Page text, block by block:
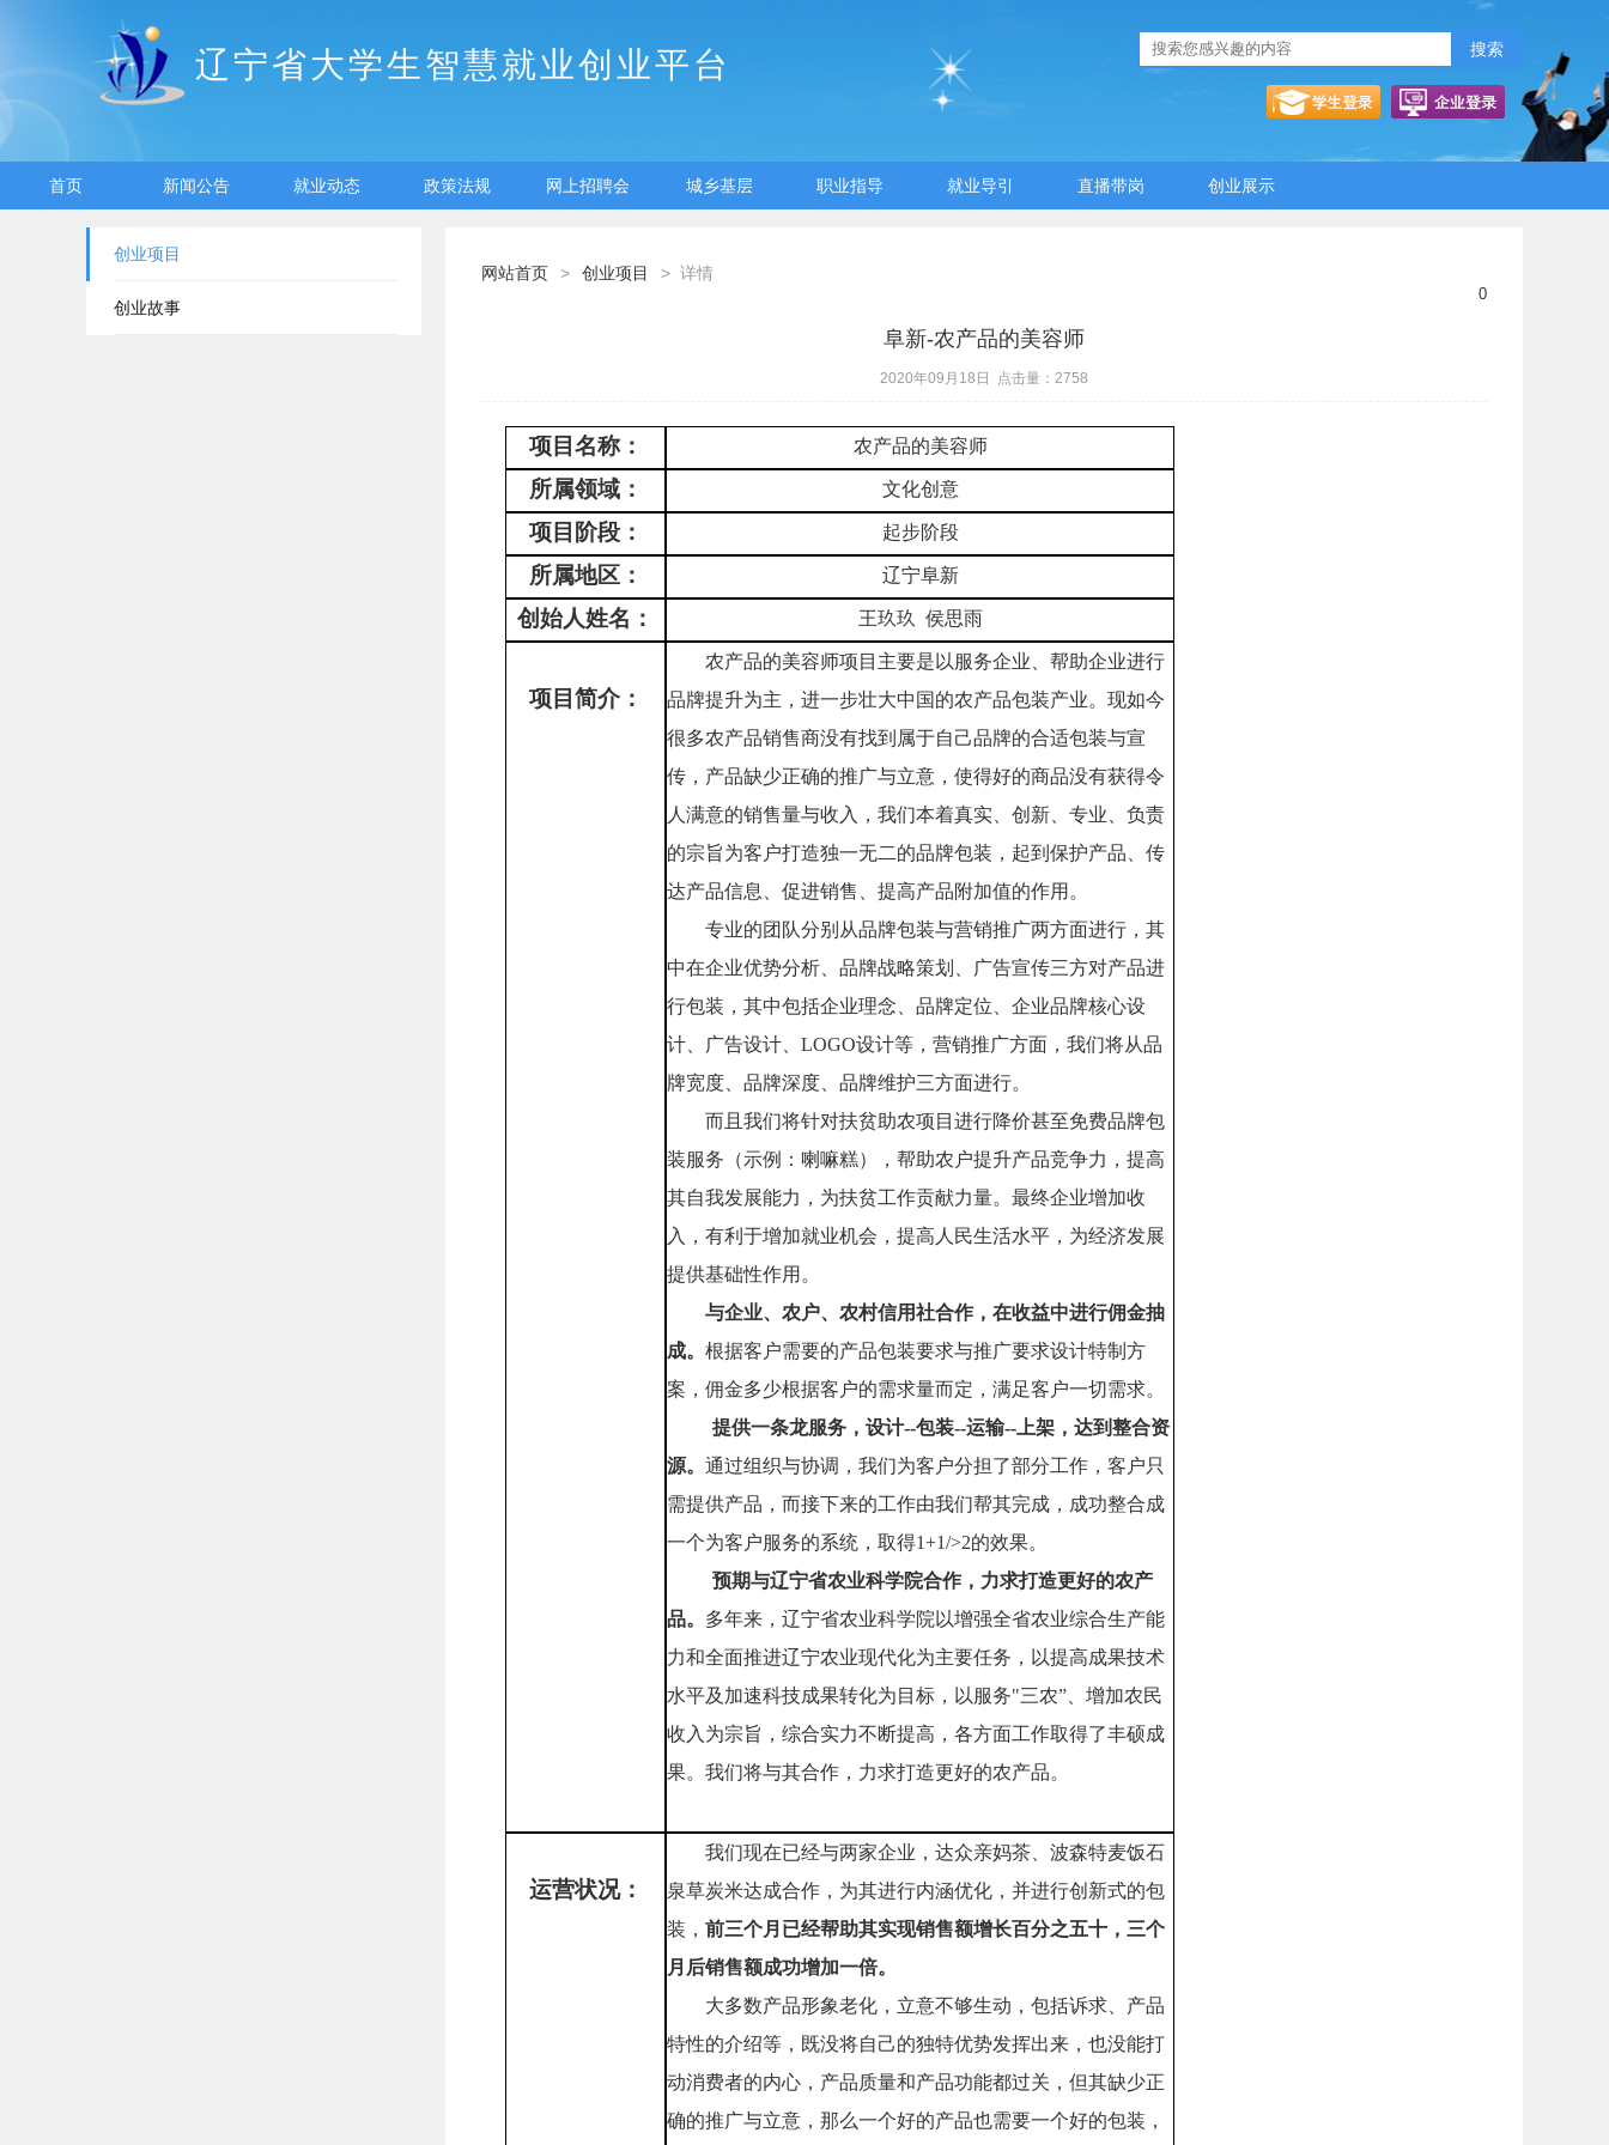
辽宁省大学生智慧就业创业平台 搜索
首页 新闻公告 就业动态 政策法规 网上招聘会 城乡基层 职业指导 就业导引 直播带岗 创业展示
创业项目
创业故事
网站首页 > 创业项目 > 详情
0
阜新-农产品的美容师
2020年09月18日 点击量：2758
项目名称： 农产品的美容师
所属领域： 文化创意
项目阶段： 起步阶段
所属地区： 辽宁阜新
创始人姓名： 王玖玖 侯思雨
项目简介：
农产品的美容师项目主要是以服务企业、帮助企业进行
品牌提升为主，进一步壮大中国的农产品包装产业。现如今
很多农产品销售商没有找到属于自己品牌的合适包装与宣
传，产品缺少正确的推广与立意，使得好的商品没有获得令
人满意的销售量与收入，我们本着真实、创新、专业、负责
的宗旨为客户打造独一无二的品牌包装，起到保护产品、传
达产品信息、促进销售、提高产品附加值的作用。
专业的团队分别从品牌包装与营销推广两方面进行，其
中在企业优势分析、品牌战略策划、广告宣传三方对产品进
行包装，其中包括企业理念、品牌定位、企业品牌核心设
计、广告设计、LOGO设计等，营销推广方面，我们将从品
牌宽度、品牌深度、品牌维护三方面进行。
而且我们将针对扶贫助农项目进行降价甚至免费品牌包
装服务（示例：喇嘛糕），帮助农户提升产品竞争力，提高
其自我发展能力，为扶贫工作贡献力量。最终企业增加收
入，有利于增加就业机会，提高人民生活水平，为经济发展
提供基础性作用。
与企业、农户、农村信用社合作，在收益中进行佣金抽
成。根据客户需要的产品包装要求与推广要求设计特制方
案，佣金多少根据客户的需求量而定，满足客户一切需求。
提供一条龙服务，设计--包装--运输--上架，达到整合资
源。通过组织与协调，我们为客户分担了部分工作，客户只
需提供产品，而接下来的工作由我们帮其完成，成功整合成
一个为客户服务的系统，取得1+1/>2的效果。
预期与辽宁省农业科学院合作，力求打造更好的农产
品。 多年来，辽宁省农业科学院以增强全省农业综合生产能
力和全面推进辽宁农业现代化为主要任务，以提高成果技术
水平及加速科技成果转化为目标，以服务"三农”、增加农民
收入为宗旨，综合实力不断提高，各方面工作取得了丰硕成
果。我们将与其合作，力求打造更好的农产品。
运营状况：
我们现在已经与两家企业，达众亲妈茶、波森特麦饭石
泉草炭米达成合作，为其进行内涵优化，并进行创新式的包
装，前三个月已经帮助其实现销售额增长百分之五十，三个
月后销售额成功增加一倍。
大多数产品形象老化，立意不够生动，包括诉求、产品
特性的介绍等，既没将自己的独特优势发挥出来，也没能打
动消费者的内心，产品质量和产品功能都过关，但其缺少正
确的推广与立意，那么一个好的产品也需要一个好的包装，